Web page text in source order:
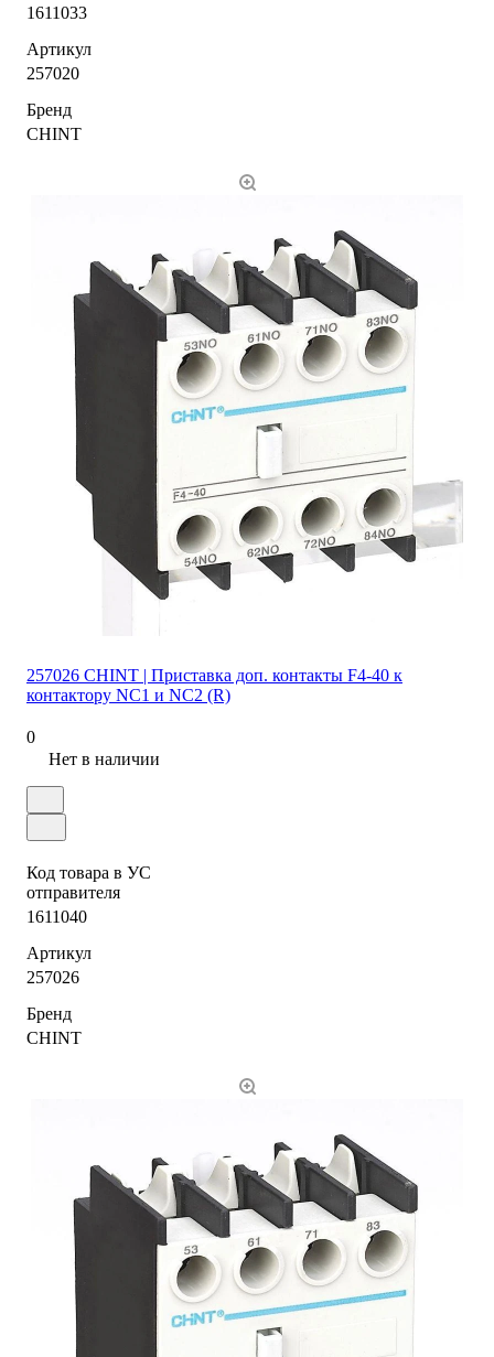
1611033
Артикул
257020
Бренд
CHINT
257026 CHINT | Приставка доп. контакты F4-40 к
контактору NC1 и NC2 (R)
0
Нет в наличии
Код товара в УС
отправителя
1611040
Артикул
257026
Бренд
CHINT